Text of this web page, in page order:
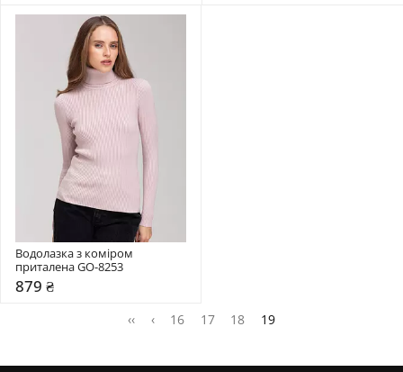
Водолазка з коміром
приталена GO-8253
879 ₴
‹‹ ‹ 16 17 18 19